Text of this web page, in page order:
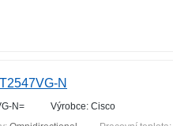
N
N=
Výrobce: Cisco